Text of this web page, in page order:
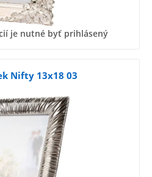
je nutné byť prihlásený
Nifty 13x18 03